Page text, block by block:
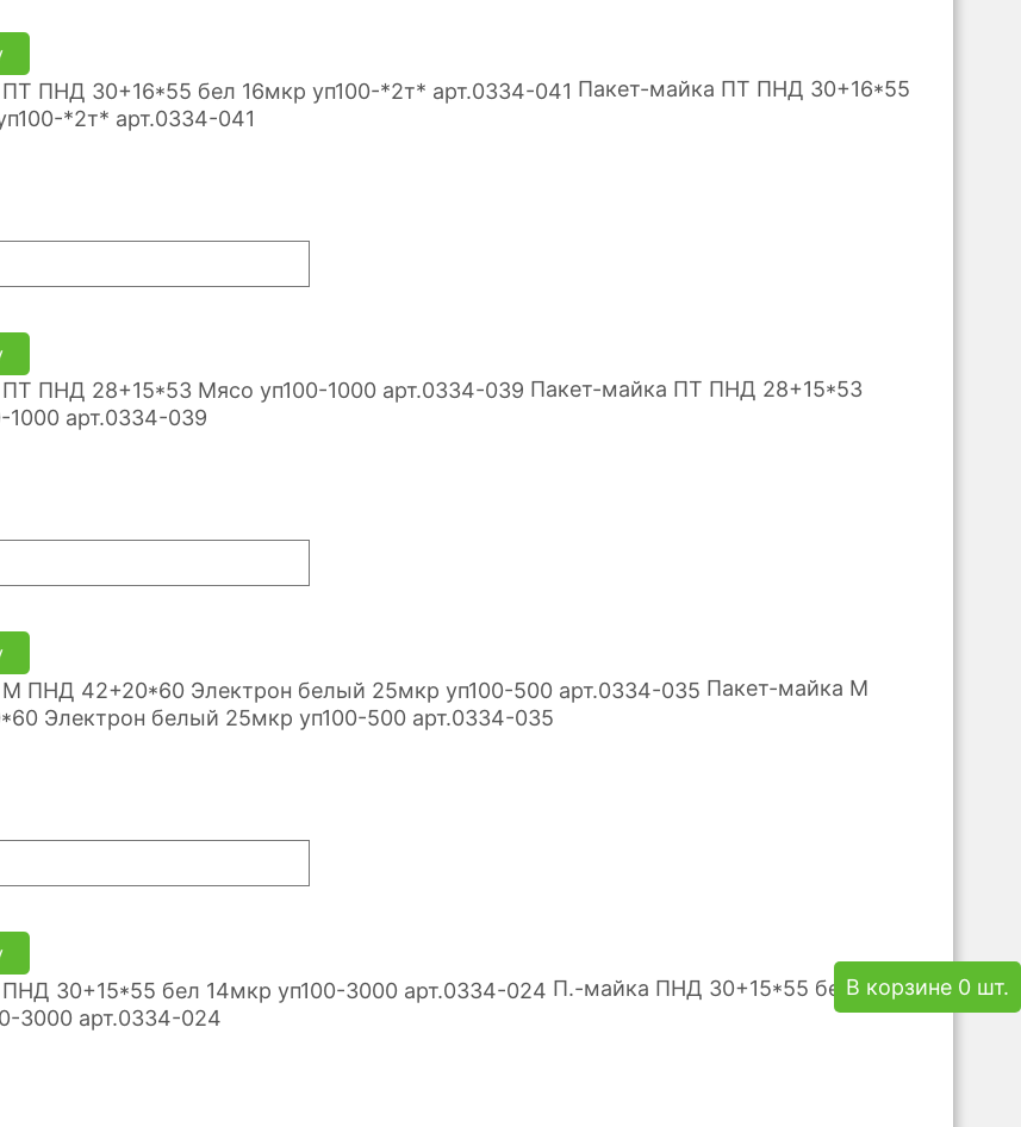
В корзине 0 шт.
Пакет-майка ПТ ПНД 30+16*55
*2т* арт.0334-041
Пакет-майка ПТ ПНД 28+15*53
1000 арт.0334-039
Пакет-майка М
Электрон белый 25мкр уп100-500 арт.0334-035
П.-майка ПНД 30+15*55 бел
3000 арт.0334-024